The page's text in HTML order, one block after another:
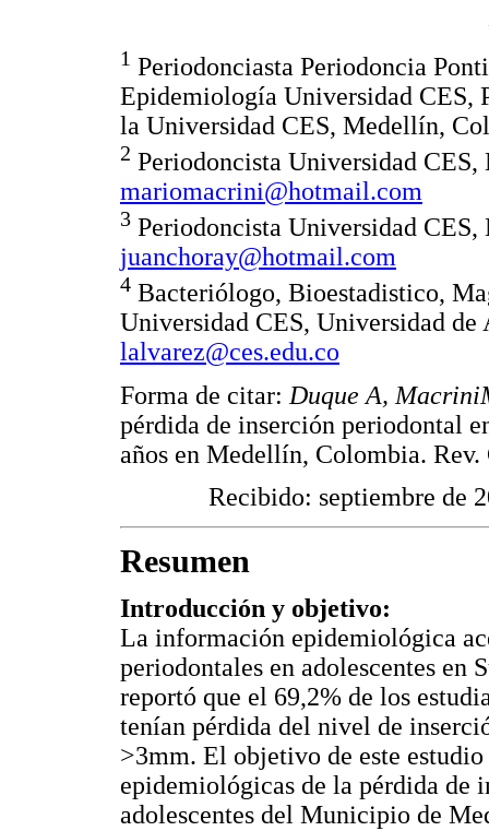
1 Periodonciasta Periodoncia
Epidemiología Universidad CES,
la Universidad CES, Medellín,
2 Periodoncista Universidad
mariomacrini@hotmail.com
3 Periodoncista Universidad
juanchoray@hotmail.com
4 Bacteriólogo, Bioestadistico,
Universidad CES, Universidad
lalvarez@ces.edu.co
Forma de citar: Duque A,
pérdida de inserción periodontal
años en Medellín, Colombia.
Recibido: septiembre de
Resumen
Introducción y objetivo:
La información epidemiológica
periodontales en adolescentes en
reportó que el 69,2% de los
tenían pérdida del nivel de
>3mm. El objetivo de este
epidemiológicas de la pérdida de
adolescentes del Municipio de